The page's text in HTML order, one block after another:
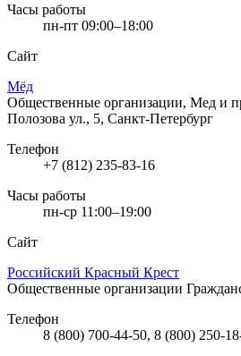
Часы работы
пн-пт 09:00–18:00
Сайт
Мёд
Общественные организации, Мед и
Полозова ул., 5, Санкт-Петербург
Телефон
+7 (812) 235-83-16
Часы работы
пн-ср 11:00–19:00
Сайт
Российский Красный Крест
Общественные организации
Телефон
8 (800) 700-44-50, 8 (800) 250-